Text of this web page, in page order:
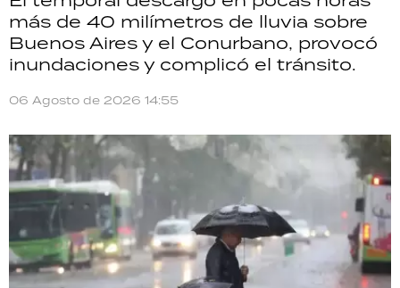
más de 40 milímetros de lluvia sobre
Buenos Aires y el Conurbano, provocó
inundaciones y complicó el tránsito.
06 Agosto de 2026 14:55